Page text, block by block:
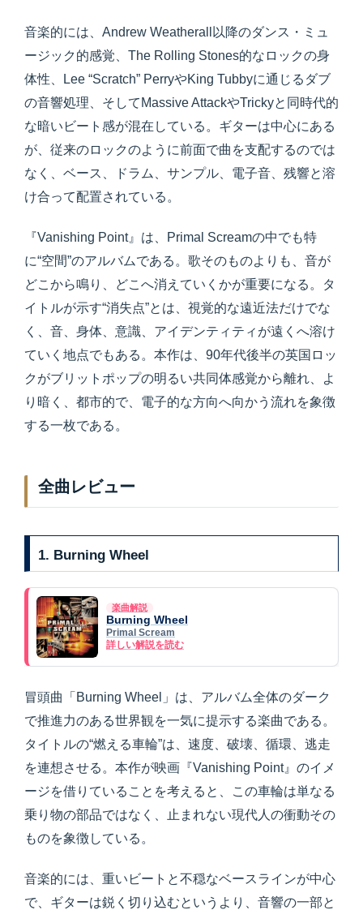
音楽的には、Andrew Weatherall以降のダンス・ミュ
ージック的感覚、The Rolling Stones的なロックの身
体性、Lee “Scratch” PerryやKing Tubbyに通じるダブ
の音響処理、そしてMassive AttackやTrickyと同時代的
な暗いビート感が混在している。ギターは中心にある
が、従来のロックのように前面で曲を支配するのでは
なく、ベース、ドラム、サンプル、電子音、残響と溶
け合って配置されている。
『Vanishing Point』は、Primal Screamの中でも特
に“空間”のアルバムである。歌そのものよりも、音が
どこから鳴り、どこへ消えていくかが重要になる。タ
イトルが示す“消失点”とは、視覚的な遠近法だけでな
く、音、身体、意識、アイデンティティが遠くへ溶け
ていく地点でもある。本作は、90年代後半の英国ロッ
クがブリットポップの明るい共同体感覚から離れ、よ
り暗く、都市的で、電子的な方向へ向かう流れを象徴
する一枚である。
全曲レビュー
1. Burning Wheel
楽曲解説
Burning Wheel
Primal Scream
詳しい解説を読む
冒頭曲「Burning Wheel」は、アルバム全体のダーク
で推進力のある世界観を一気に提示する楽曲である。
タイトルの“燃える車輪”は、速度、破壊、循環、逃走
を連想させる。本作が映画『Vanishing Point』のイメ
ージを借りていることを考えると、この車輪は単なる
乗り物の部品ではなく、止まれない現代人の衝動その
ものを象徴している。
音楽的には、重いビートと不穏なベースラインが中心
で、ギターは鋭く切り込むというより、音響の一部と